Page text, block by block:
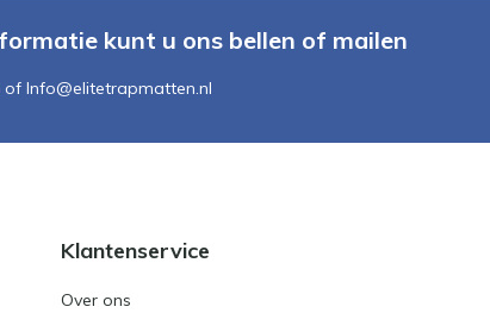
kunt u ons bellen of mailen
of Info@elitetrapmatten.nl
Klantenservice
Over ons